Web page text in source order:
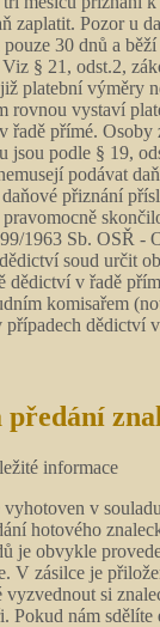
zaplatit. Pozor u
30 dnů a
§ 21, odst.2,
platební výměry
rovnou vystaví
řadě přímé. Osoby
jsou podle § 19,
podávat
přiznání
1963 Sb. OSŘ -
soud určit
dědictví v řadě
komisařem
dědictví
předání
informace
v
hotového
je obvykle
V zásilce je
vyzvednout si
Pokud nám